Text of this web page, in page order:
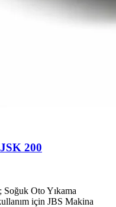
200
Soğuk Oto Yıkama
için JBS Makina